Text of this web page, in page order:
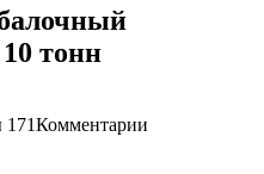
тонн
171Комментарии